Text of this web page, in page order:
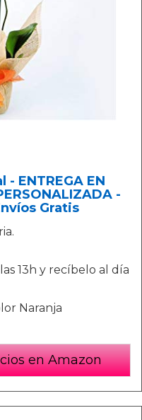
ENTREGA EN
-
Gratis
13h y recíbelo al día
Naranja
en Amazon